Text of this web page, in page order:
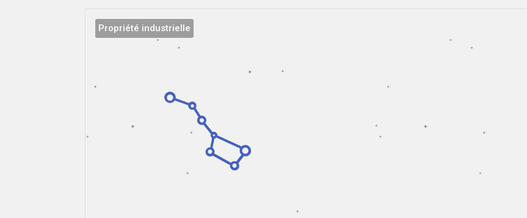
Technologies
Propriété industrielle